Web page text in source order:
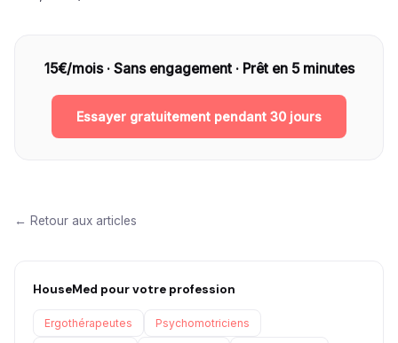
15€/mois · Sans engagement · Prêt en 5 minutes
Essayer gratuitement pendant 30 jours
← Retour aux articles
HouseMed pour votre profession
Ergothérapeutes Psychomotriciens